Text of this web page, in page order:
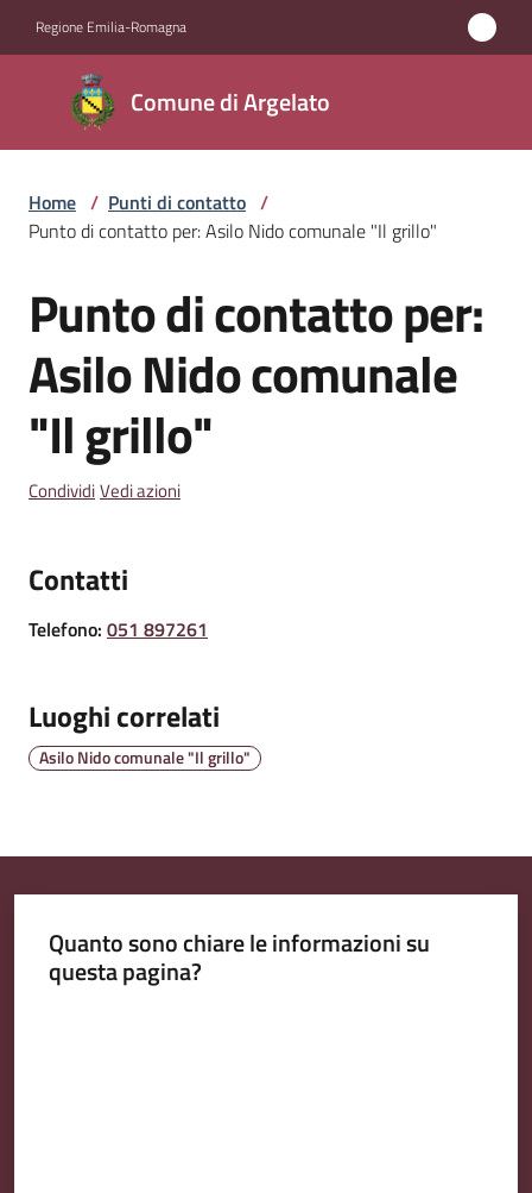
Regione Emilia-Romagna
Comune di Argelato
Comune
di
Argelato
Novità
Servizi
Vivere
Argelato
Amministrazione
Tutti
gli
argomenti...
Home / Punti di contatto /
Punto di contatto per: Asilo Nido comunale "Il grillo"
Salta al contenuto
Punto di contatto per:
Asilo Nido comunale
"Il grillo"
CondividiVedi azioni
Contatti
Telefono: 051 897261
Luoghi correlati
Asilo Nido comunale "Il grillo"
Quanto sono chiare le informazioni su
questa pagina?